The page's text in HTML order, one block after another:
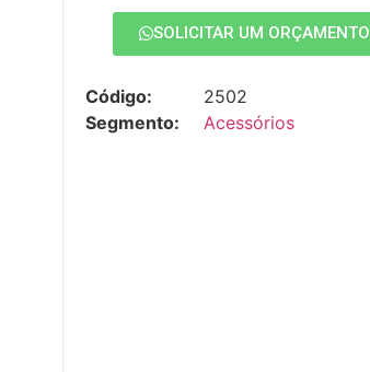
SOLICITAR UM ORÇAMENTO
Código:
2502
Segmento:
Acessórios